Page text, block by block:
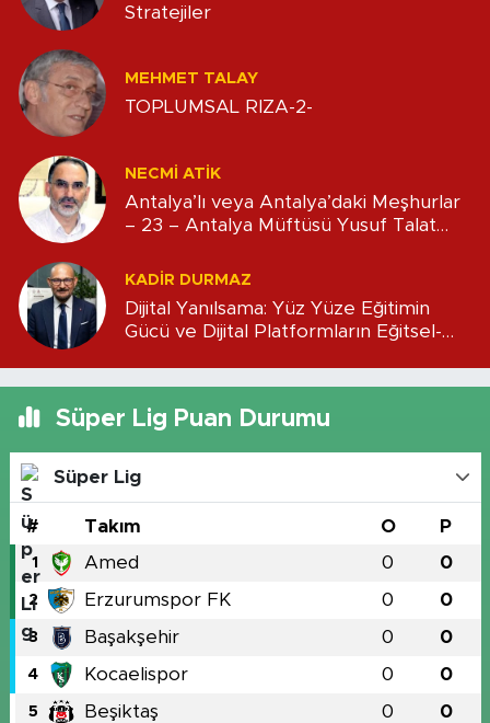
Stratejiler
MEHMET TALAY
TOPLUMSAL RIZA-2-
NECMI ATİK
Antalya’lı veya Antalya’daki Meşhurlar
– 23 – Antalya Müftüsü Yusuf Talat
KADIR DURMAZ
Dijital Yanılsama: Yüz Yüze Eğitimin
Gücü ve Dijital Platformların Eğitsel-
Süper Lig Puan Durumu
Süper Lig
# Takım O P
1 Amed 0 0
2 Erzurumspor FK 0 0
3 Başakşehir 0 0
4 Kocaelispor 0 0
5 Beşiktaş 0 0